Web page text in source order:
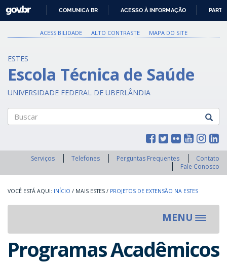
PARA
O
GOVBR
COMUNICA BR ACESSO À INFORMAÇÃO
ACESSIBILIDADE ALTO CONTRASTE MAPA DO SITE
ESTES
Escola Técnica de Saúde
UNIVERSIDADE FEDERAL DE UBERLÂNDIA
Serviços Telefones Perguntas Frequentes
Contato
Fale Conosco
INÍCIO / MAIS ESTES / PROJETOS DE EXTENSÃO NA ESTES
MENU
Toggle
Programas Acadêmicos